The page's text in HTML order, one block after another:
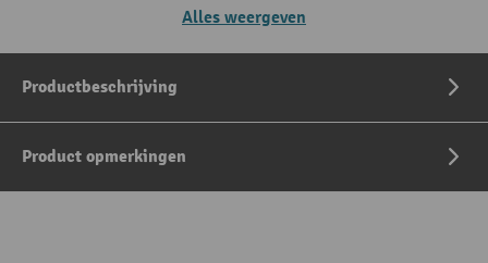
Alles weergeven
Productbeschrijving
Product opmerkingen